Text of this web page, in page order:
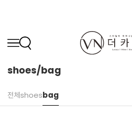
shoes/bag
전체shoesbag